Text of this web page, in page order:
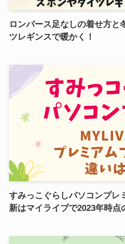
ロンパース足なしの着せ方と
ツレギンスで暖かく！
すみっこぐらしパソコンプレ
新はマイライブで2023年時点